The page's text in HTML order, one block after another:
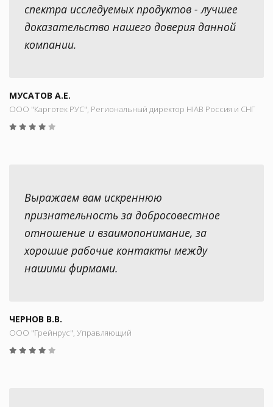
спектра исследуемых продуктов - лучшее
доказательство нашего доверия данной
компании.
МУСАТОВ А.Е.
ООО "Карготек РУС", Региональный директор HIAB Россия и СНГ
Выражаем вам искреннюю
признательность за добросовестное
отношение и взаимопонимание, за
хорошие рабочие контакты между
нашими фирмами.
ЧЕРНОВ В.В.
ООО "Грейнрус", Управляющий